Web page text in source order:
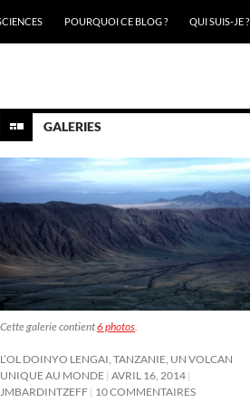
POURQUOI CE BLOG ? QUI SUIS-JE ?
GALERIES
Cette galerie contient6 photos.
L’OL DOINYO LENGAI, TANZANIE, UN VOLCAN
UNIQUE AU MONDE AVRIL 16, 2014
JMBARDINTZEFF 10 COMMENTAIRES